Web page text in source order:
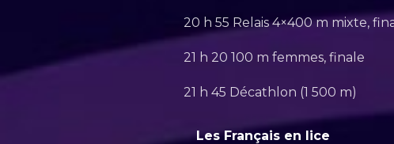
20 h 55 Relais 4×400 m mixte,
21 h 20 100 m femmes, finale
21 h 45 Décathlon (1 500 m)
Les Français en lice